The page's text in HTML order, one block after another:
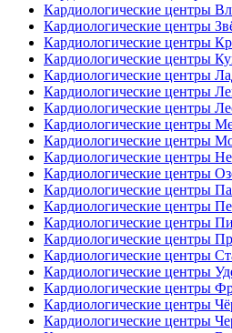
Кардиологические центры
Кардиологические центры
Кардиологические центры
Кардиологические центры
Кардиологические центры
Кардиологические центры
Кардиологические центры
Кардиологические центры
Кардиологические центры
Кардиологические центры
Кардиологические центры
Кардиологические центры
Кардиологические центры
Кардиологические центры
Кардиологические центры
Кардиологические центры
Кардиологические центры
Кардиологические центры
Кардиологические центры
Кардиологические центры